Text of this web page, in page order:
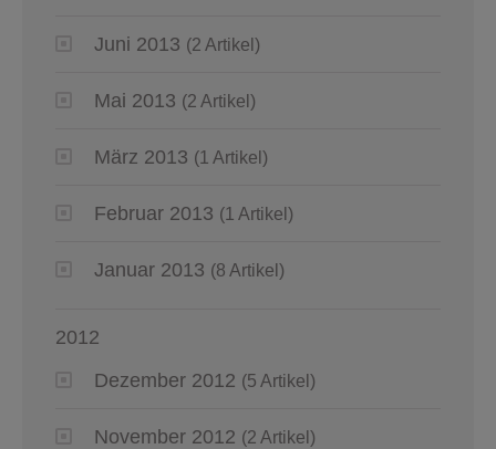
Juni 2013 (2 Artikel)
Mai 2013 (2 Artikel)
März 2013 (1 Artikel)
Februar 2013 (1 Artikel)
Januar 2013 (8 Artikel)
2012
Dezember 2012 (5 Artikel)
November 2012 (2 Artikel)